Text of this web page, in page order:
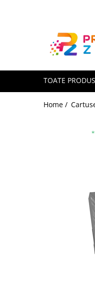
Toate Produsele
Imprimante cu jet
Accesorii
TOATE
Home /